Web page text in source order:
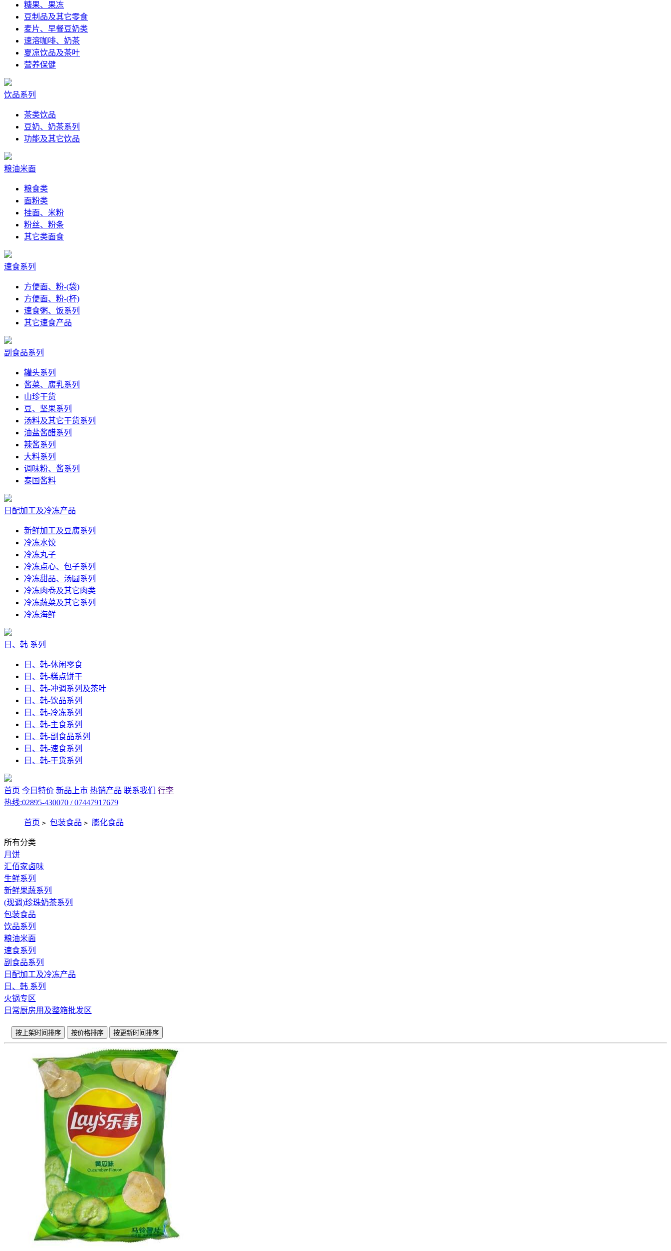
糖果、果冻
豆制品及其它零食
麦片、早餐豆奶类
速溶咖啡、奶茶
夏凉饮品及茶叶
营养保健
饮品系列
茶类饮品
豆奶、奶茶系列
功能及其它饮品
粮油米面
粮食类
面粉类
挂面、米粉
粉丝、粉条
其它类面食
速食系列
方便面、粉-(袋)
方便面、粉-(杯)
速食粥、饭系列
其它速食产品
副食品系列
罐头系列
酱菜、腐乳系列
山珍干货
豆、坚果系列
汤料及其它干货系列
油盐酱醋系列
辣酱系列
大料系列
调味粉、酱系列
泰国酱料
日配加工及冷冻产品
新鲜加工及豆腐系列
冷冻水饺
冷冻丸子
冷冻点心、包子系列
冷冻甜品、汤圆系列
冷冻肉卷及其它肉类
冷冻蔬菜及其它系列
冷冻海鲜
日、韩 系列
日、韩-休闲零食
日、韩-糕点饼干
日、韩-冲调系列及茶叶
日、韩-饮品系列
日、韩-冷冻系列
日、韩-主食系列
日、韩-副食品系列
日、韩-速食系列
日、韩-干货系列
首页 今日特价 新品上市 热销产品 联系我们
行李
热线:02895-430070 / 07447917679
首页 > 包装食品 > 膨化食品
所有分类
月饼
汇佰家卤味
生鲜系列
新鲜果蔬系列
(现调)珍珠奶茶系列
包装食品
饮品系列
粮油米面
速食系列
副食品系列
日配加工及冷冻产品
日、韩 系列
火锅专区
日常厨房用及整箱批发区
按上架时间排序 按价格排序 按更新时间排序